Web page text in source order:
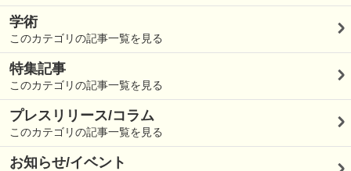
学術
このカテゴリの記事一覧を見る
特集記事
このカテゴリの記事一覧を見る
プレスリリース/コラム
このカテゴリの記事一覧を見る
お知らせ/イベント